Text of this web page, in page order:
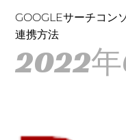
GOOGLEサーチコン
連携方法
2022